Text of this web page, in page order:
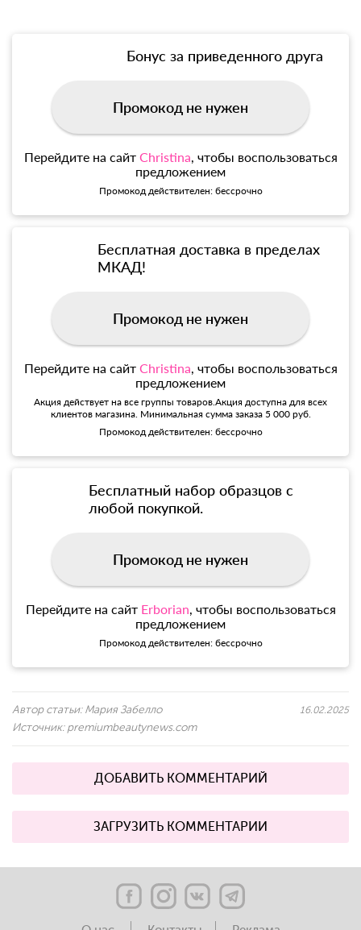
Бонус за приведенного друга
Промокод не нужен
Перейдите на сайт Christina, чтобы воспользоваться
предложением
Промокод действителен: бессрочно
Бесплатная доставка в пределах
МКАД!
Промокод не нужен
Перейдите на сайт Christina, чтобы воспользоваться
предложением
Акция действует на все группы товаров.Акция доступна для всех
клиентов магазина. Минимальная сумма заказа 5 000 руб.
Промокод действителен: бессрочно
Бесплатный набор образцов с
любой покупкой.
Промокод не нужен
Перейдите на сайт Erborian, чтобы воспользоваться
предложением
Промокод действителен: бессрочно
Автор статьи: Мария Забелло
Источник: premiumbeautynews.com
16.02.2025
ДОБАВИТЬ КОММЕНТАРИЙ
ЗАГРУЗИТЬ КОММЕНТАРИИ